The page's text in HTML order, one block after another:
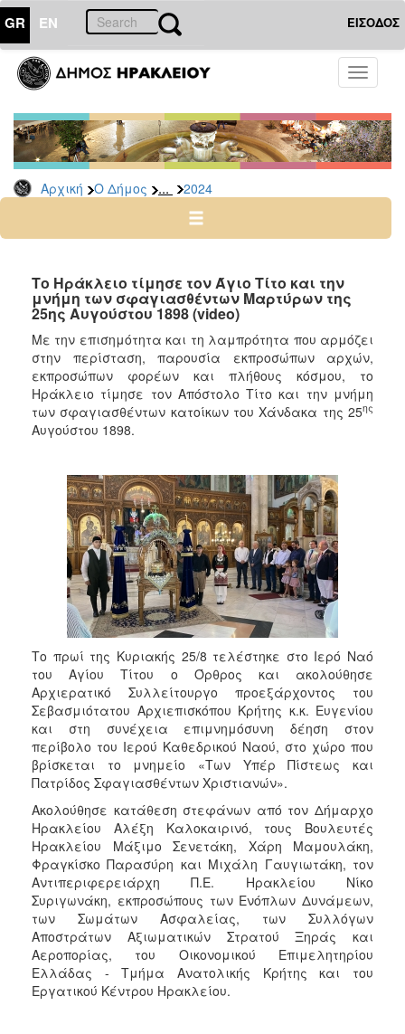
GR EN ΕΙΣΟΔΟΣ
Toggle
Αρχική Ο Δήμος ... 2024
ΔΗΜΟΣ
Δελτία
Τύπου
Αρχείο
2026
2024
2022
2021
2020
2019
2018
2017
2015
2013
2012
2011
2010
2006
ΤΟΠΟΣ
ΠΟΛΙΤΙΣΜΟΣ
ΑΝΘΕΚΤΙΚΗ
ΠΟΛΗ
Το Ηράκλειο τίμησε τον Άγιο Τίτο και την
μνήμη των σφαγιασθέντων Μαρτύρων της
25ης Αυγούστου 1898 (video)
Με την επισημότητα και τη λαμπρότητα που αρμόζει
στην περίσταση, παρουσία εκπροσώπων αρχών,
εκπροσώπων φορέων και πλήθους κόσμου, το
Ηράκλειο τίμησε τον Απόστολο Τίτο και την μνήμη
των σφαγιασθέντων κατοίκων του Χάνδακα της 25ης
Αυγούστου 1898.
Το πρωί της Κυριακής 25/8 τελέστηκε στο Ιερό Ναό
του Αγίου Τίτου ο Όρθρος και ακολούθησε
Αρχιερατικό Συλλείτουργο προεξάρχοντος του
Σεβασμιότατου Αρχιεπισκόπου Κρήτης κ.κ. Ευγενίου
και στη συνέχεια επιμνημόσυνη δέηση στον
περίβολο του Ιερού Καθεδρικού Ναού, στο χώρο που
βρίσκεται το μνημείο «Των Υπέρ Πίστεως και
Πατρίδος Σφαγιασθέντων Χριστιανών».
Ακολούθησε κατάθεση στεφάνων από τον Δήμαρχο
Ηρακλείου Αλέξη Καλοκαιρινό, τους Βουλευτές
Ηρακλείου Μάξιμο Σενετάκη, Χάρη Μαμουλάκη,
Φραγκίσκο Παρασύρη και Μιχάλη Γαυγιωτάκη, τον
Αντιπεριφερειάρχη Π.Ε. Ηρακλείου Νίκο
Συριγωνάκη, εκπροσώπους των Ενόπλων Δυνάμεων,
των Σωμάτων Ασφαλείας, των Συλλόγων
Αποστράτων Αξιωματικών Στρατού Ξηράς και
Αεροπορίας, του Οικονομικού Επιμελητηρίου
Ελλάδας - Τμήμα Ανατολικής Κρήτης και του
Εργατικού Κέντρου Ηρακλείου.